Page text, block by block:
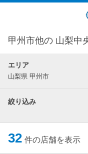
甲州市他の 山梨中
エリア
山梨県 甲州市
絞り込み
32 件の店舗を表示